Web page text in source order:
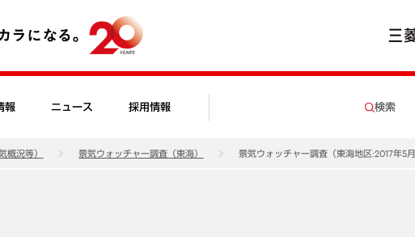
報 ニュース 採用情報 検索
概況等） 景気ウォッチャー調査（東海） 景気ウォッチャー調査（東海地区:2017年5